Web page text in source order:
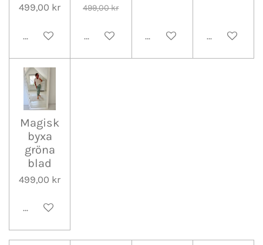
499,00 kr
Lägg till i varukorg
499,00 kr
Lägg till i varukorgLägg till i varukorgMeddela
Magisk
byxa
gröna
blad
499,00 kr
Lägg till i varukorg